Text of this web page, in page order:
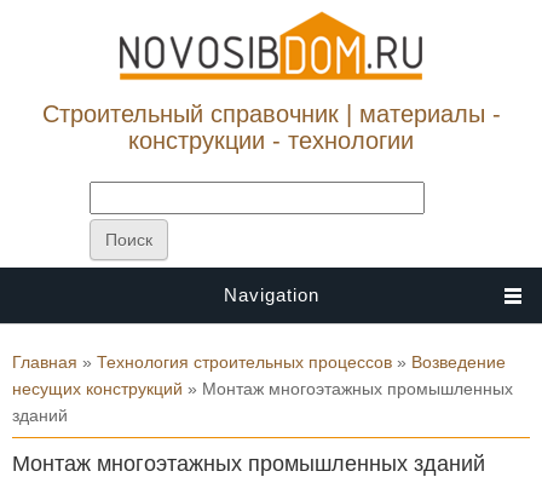
Строительный справочник | материалы -
конструкции - технологии
Navigation
Вы здесь
Главная » Технология строительных процессов » Возведение
несущих конструкций » Монтаж многоэтажных промышленных
зданий
Монтаж многоэтажных промышленных зданий